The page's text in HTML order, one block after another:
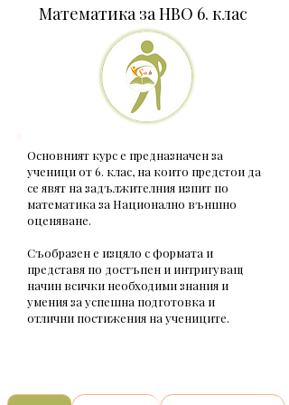
Математика за НВО 6. клас
Основният курс е предназначен за
ученици от 6. клас, на които предстои да
се явят на задължителния изпит по
математика за Национално външно
оценяване.
Съобразен е изцяло с формата и
представя по достъпен и интригуващ
начин всички необходими знания и
умения за успешна подготовка и
отлични постижения на учениците.​